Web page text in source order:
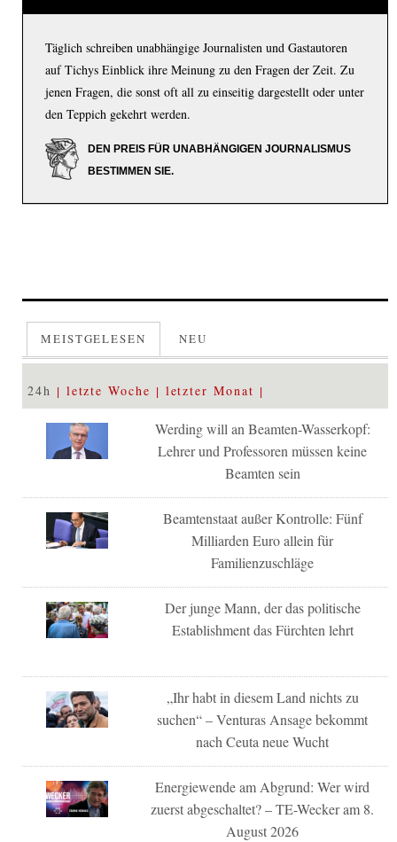
Täglich schreiben unabhängige Journalisten und Gastautoren
auf Tichys Einblick ihre Meinung zu den Fragen der Zeit. Zu
jenen Fragen, die sonst oft all zu einseitig dargestellt oder unter
den Teppich gekehrt werden.
DEN PREIS FÜR UNABHÄNGIGEN JOURNALISMUS
BESTIMMEN SIE.
MEISTGELESEN NEU
24h letzte Woche letzter Monat
Werding will an Beamten-Wasserkopf:
Lehrer und Professoren müssen keine
Beamten sein
Beamtenstaat außer Kontrolle: Fünf
Milliarden Euro allein für
Familienzuschläge
Der junge Mann, der das politische
Establishment das Fürchten lehrt
„Ihr habt in diesem Land nichts zu
suchen“ – Venturas Ansage bekommt
nach Ceuta neue Wucht
Energiewende am Abgrund: Wer wird
zuerst abgeschaltet? – TE-Wecker am 8.
August 2026